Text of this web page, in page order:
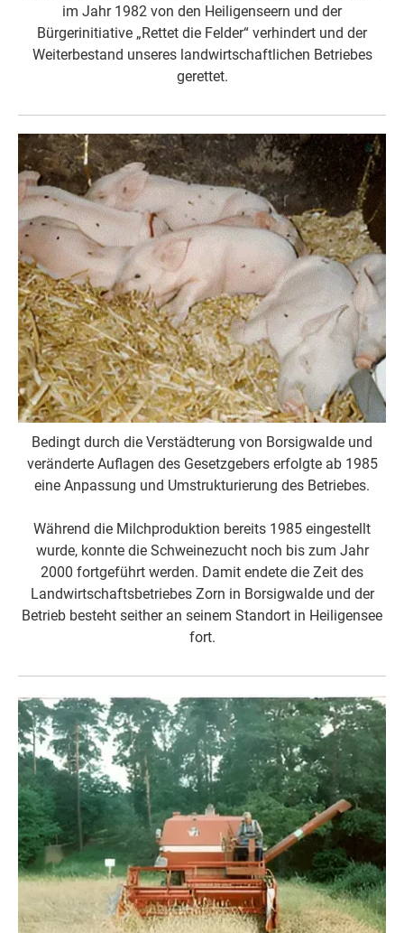
im Jahr 1982 von den Heiligenseern und der
Bürgerinitiative „Rettet die Felder“ verhindert und der
Weiterbestand unseres landwirtschaftlichen Betriebes
gerettet.
Bedingt durch die Verstädterung von Borsigwalde und
veränderte Auflagen des Gesetzgebers erfolgte ab 1985
eine Anpassung und Umstrukturierung des Betriebes.
Während die Milchproduktion bereits 1985 eingestellt
wurde, konnte die Schweinezucht noch bis zum Jahr
2000 fortgeführt werden. Damit endete die Zeit des
Landwirtschaftsbetriebes Zorn in Borsigwalde und der
Betrieb besteht seither an seinem Standort in Heiligensee
fort.